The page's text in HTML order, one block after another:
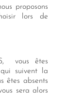
proposons
lors de
vous êtes
suivent la
êtes absents
sera alors